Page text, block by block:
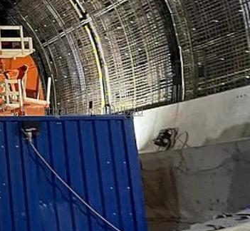
,Kunstbauten,Stahlbau